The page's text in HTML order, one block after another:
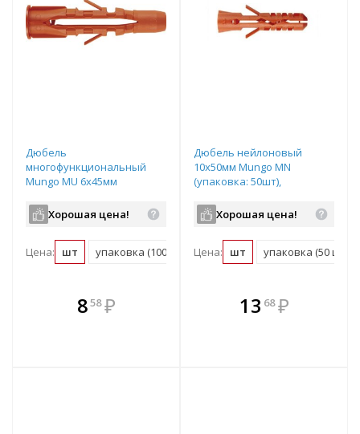
Дюбель
многофункциональный
Mungo MU 6x45мм
арт.1010640
Хорошая цена!
Цена: шт упаковка (100 шт)
858 ₽
В комплекте
всегда выгоднее!
Дюбель нейлоновый
10x50мм Mungo MN
(упаковка: 50шт),
Хорошая цена!
Цена: шт упаковка (50 шт)
В комплекте
всегда выгоднее!
13 68 ₽